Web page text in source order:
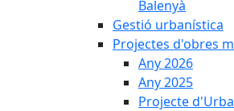
Balenyà
Gestió urbanística
Projectes d'obres
Any 2026
Any 2025
Projecte